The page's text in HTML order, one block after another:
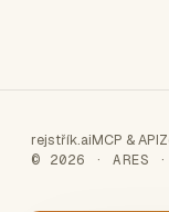
rejstřík.aiMCP & API
© 2026 · ARES